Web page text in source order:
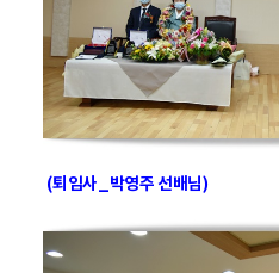
(퇴임사_박영주 선배님)